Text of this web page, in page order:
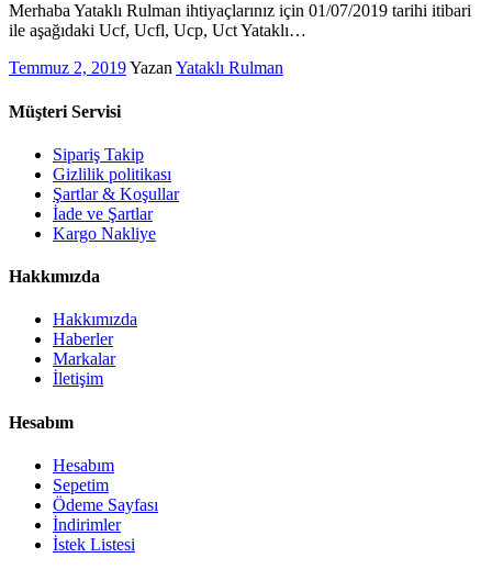
Merhaba Yataklı Rulman ihtiyaçlarınız için 01/07/2019 tarihi itibari
ile aşağıdaki Ucf, Ucfl, Ucp, Uct Yataklı…
Temmuz 2, 2019Yazan Yataklı Rulman
Müşteri Servisi
Sipariş Takip
Gizlilik politikası
Şartlar & Koşullar
İade ve Şartlar
Kargo Nakliye
Hakkımızda
Hakkımızda
Haberler
Markalar
İletişim
Hesabım
Hesabım
Sepetim
Ödeme Sayfası
İndirimler
İstek Listesi